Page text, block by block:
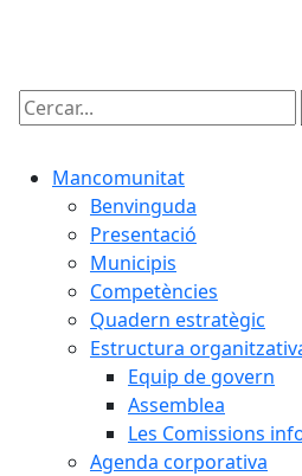
Cercar:
Mancomunitat
Benvinguda
Presentació
Municipis
Competències
Quadern estratègic
Estructura
Equip de govern
Assemblea
Les Comissions
Agenda corporativa